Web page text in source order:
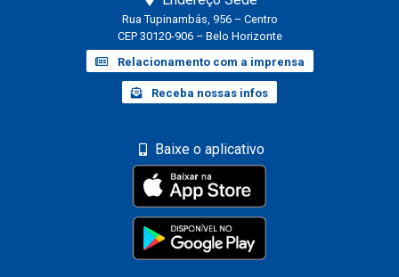
Rua Tupinambás, 956 – Centro
CEP 30120-906 – Belo Horizonte
Relacionamento com a imprensa
Receba nossas infos
Baixe o aplicativo